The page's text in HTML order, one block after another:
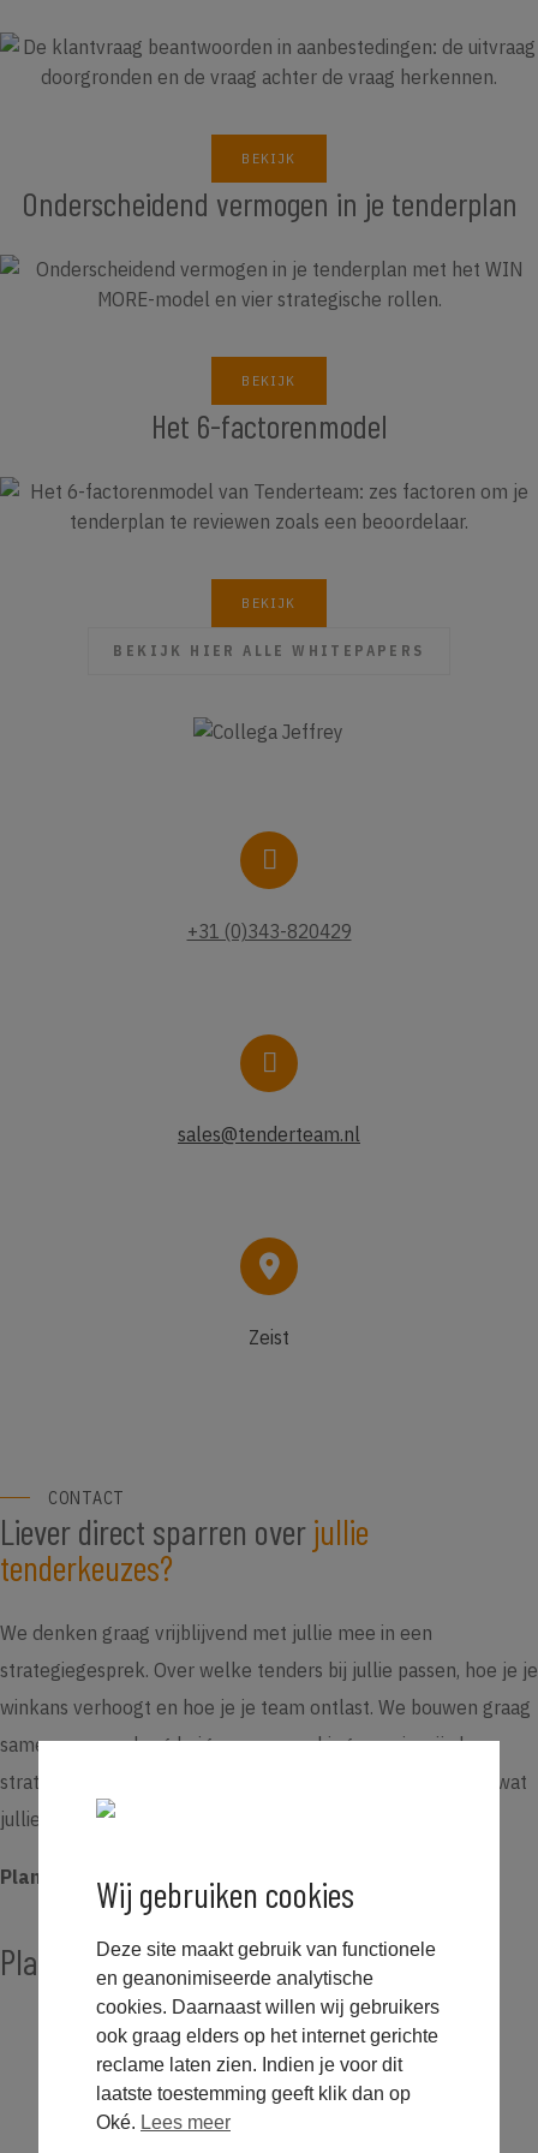
Wij gebruiken cookies
Deze site maakt gebruik van functionele
en geanonimiseerde analytische
cookies. Daarnaast willen wij gebruikers
ook graag elders op het internet gerichte
reclame laten zien. Indien je voor dit
laatste toestemming geeft klik dan op
Oké. Lees meer
BEKIJK
Onderscheidend vermogen in je tenderplan
BEKIJK
Het 6-factorenmodel
BEKIJK
BEKIJK HIER ALLE WHITEPAPERS
+31 (0)343-820429
sales@tenderteam.nl
Zeist
CONTACT
Liever direct sparren overjullie
tenderkeuzes?
We denken graag vrijblijvend met jullie mee in een
strategiegesprek. Over welke tenders bij jullie passen, hoe je je
winkans verhoogt en hoe je je team ontlast. We bouwen graag
samen aan een langdurige samenwerking, waarin wij als
strategisch en creatief bureau jullie helpen, afgestemd op wat
jullie tenders en jullie organisatie nodig hebben.
Plan een strategiegesprek
Plan eenstrategiesessie